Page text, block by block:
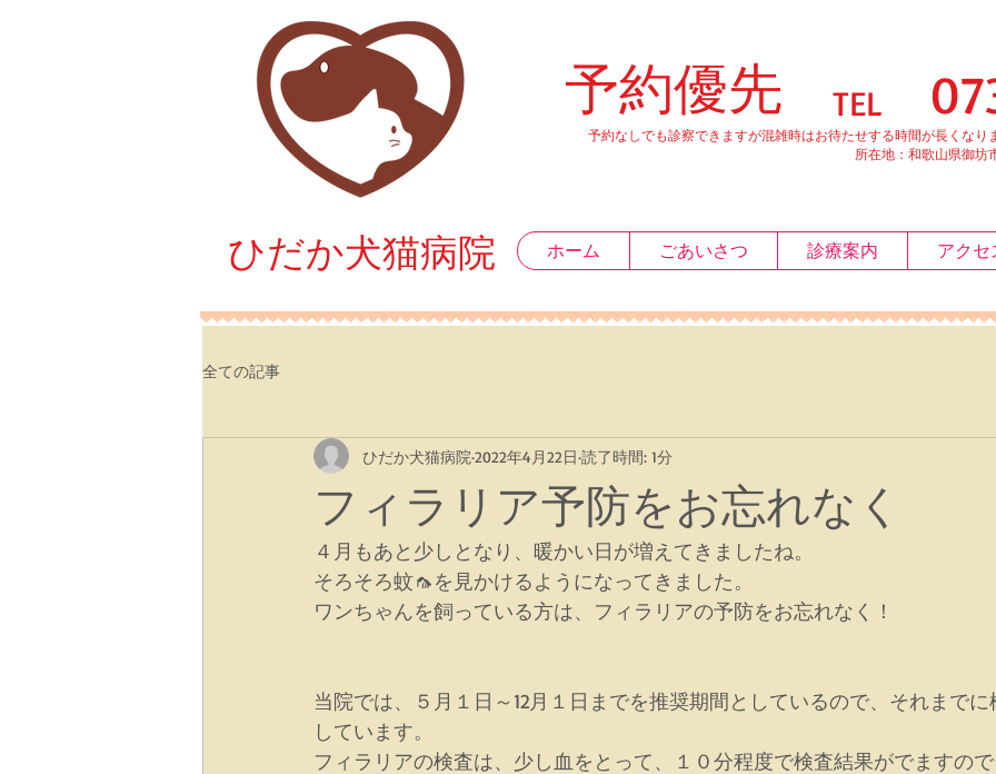
0738-
予約なしでも診察できますが混雑時はお待たせする時間が長くなりま
所在地：和歌山県御坊市薗５７
予約優先 TEL
​ひだか犬猫病院 ホーム ごあいさつ 診療案内 アクセ
全ての記事
フィラリア予防をお忘れなく
ひだか犬猫病院 2022年4月22日 読了時間: 1分
４月もあと少しとなり、暖かい日が増えてきましたね。
そろそろ蚊🦟を見かけるようになってきました。
ワンちゃんを飼っている方は、フィラリアの予防をお忘れなく！
当院では、５月１日～12月１日までを推奨期間としているので、それまで
しています。
フィラリアの検査は、少し血をとって、１０分程度で検査結果がでますの